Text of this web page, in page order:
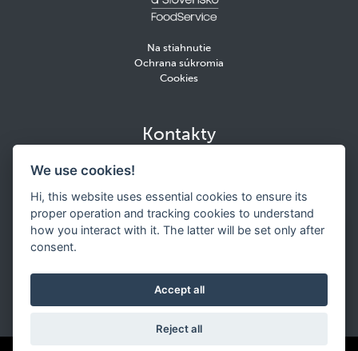
Na stiahnutie
Ochrana súkromia
Cookies
Kontakty
Orkla Foods Slovensko s. r. o.
Plátennícka 2
821 09 Bratislava
Cookie ×
vašeho prohlížeče nebo zařízení, pokud máte tuto
funkci v nastavení prohlížeče aktivovanou. Tyto
těchto webových stránek, analýzám a pro
We use cookies!
Hi, this website uses essential cookies to ensure its
proper operation and tracking cookies to understand
how you interact with it. The latter will be set only after
consent.
Accept all
Reject all